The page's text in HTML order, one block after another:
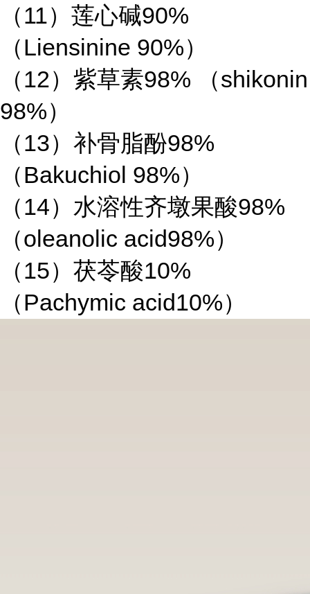
（11）莲心碱90%
（Liensinine 90%）
（12）紫草素98% （shikonin
98%）
（13）补骨脂酚98%
（Bakuchiol 98%）
（14）水溶性齐墩果酸98%
（oleanolic acid98%）
（15）茯苓酸10%
（Pachymic acid10%）